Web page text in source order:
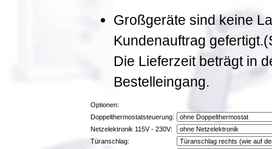
Großgeräte sind keine
Kundenauftrag
Die Lieferzeit beträgt in
Bestelleingang.
Optionen:
Doppelthermostatsteuerung:
Netzelektronik 115V - 230V:
Türanschlag: